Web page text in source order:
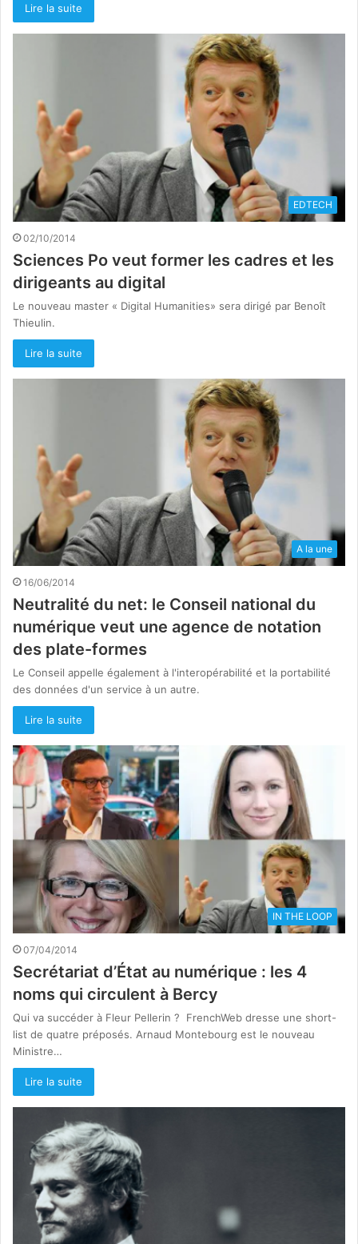
Lire la suite
EDTECH
02/10/2014
Sciences Po veut former les cadres et les
dirigeants au digital
Le nouveau master « Digital Humanities» sera dirigé par Benoît
Thieulin.
Lire la suite
A la une
16/06/2014
Neutralité du net: le Conseil national du
numérique veut une agence de notation
des plate-formes
Le Conseil appelle également à l'interopérabilité et la portabilité
des données d'un service à un autre.
Lire la suite
IN THE LOOP
07/04/2014
Secrétariat d’État au numérique : les 4
noms qui circulent à Bercy
Qui va succéder à Fleur Pellerin ? FrenchWeb dresse une short-
list de quatre préposés. Arnaud Montebourg est le nouveau
Ministre…
Lire la suite